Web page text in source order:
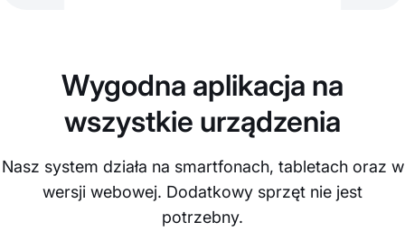
Wygodna aplikacja na
wszystkie urządzenia
Nasz system działa na smartfonach, tabletach oraz w
wersji webowej. Dodatkowy sprzęt nie jest
potrzebny.